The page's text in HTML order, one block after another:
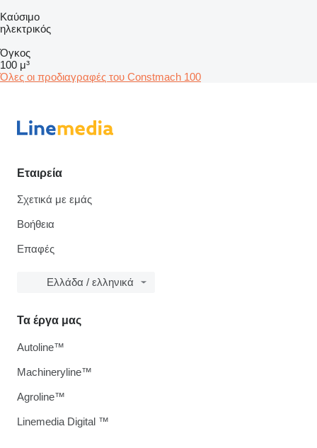
Καύσιμο
ηλεκτρικός
Όγκος
100 μ³
Όλες οι προδιαγραφές του Constmach 100
Εταιρεία
Σχετικά με εμάς
Βοήθεια
Επαφές
Ελλάδα / ελληνικά
Τα έργα μας
Autoline™
Machineryline™
Agroline™
Linemedia Digital ™